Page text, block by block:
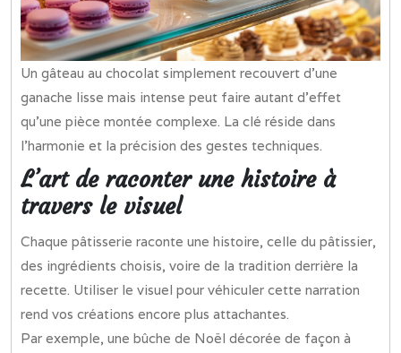
Un gâteau au chocolat simplement recouvert d’une
ganache lisse mais intense peut faire autant d’effet
qu’une pièce montée complexe. La clé réside dans
l’harmonie et la précision des gestes techniques.
L’art de raconter une histoire à
travers le visuel
Chaque pâtisserie raconte une histoire, celle du pâtissier,
des ingrédients choisis, voire de la tradition derrière la
recette. Utiliser le visuel pour véhiculer cette narration
rend vos créations encore plus attachantes.
Par exemple, une bûche de Noël décorée de façon à